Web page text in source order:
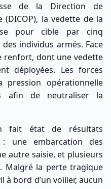
de la Direction de
(DICOP), la vedette de la
pour cible par cinq
individus armés. Face
renfort, dont une vedette
déployées. Les forces
pression opérationnelle
afin de neutraliser la
fait état de résultats
: une embarcation des
autre saisie, et plusieurs
Malgré la perte tragique
à bord d’un voilier, aucun